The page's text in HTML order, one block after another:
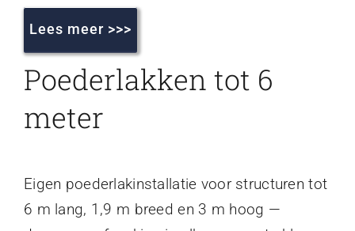
Lees meer >>>
Poederlakken tot 6
meter
Eigen poederlakinstallatie voor structuren tot
6 m lang, 1,9 m breed en 3 m hoog —